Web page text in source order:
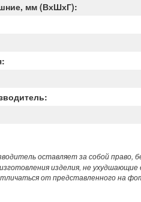
мм (ВхШхГ):
оставляет за собой право,
изделия, не
от представленного на